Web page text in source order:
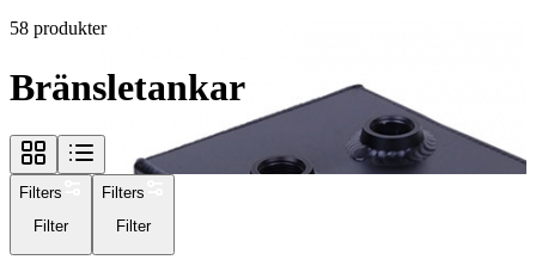
58 produkter
Bränsletankar
Filters
Filter
Filters
Filter